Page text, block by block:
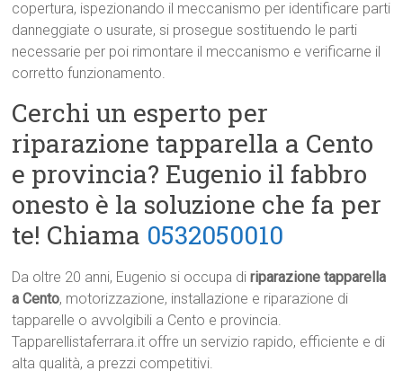
copertura, ispezionando il meccanismo per identificare parti
danneggiate o usurate, si prosegue sostituendo le parti
necessarie per poi rimontare il meccanismo e verificarne il
corretto funzionamento.
Cerchi un esperto per
riparazione tapparella a Cento
e provincia? Eugenio il fabbro
onesto è la soluzione che fa per
te! Chiama 0532050010
Da oltre 20 anni, Eugenio si occupa diriparazione tapparella
a Cento, motorizzazione, installazione e riparazione di
tapparelle o avvolgibili a Cento e provincia.
Tapparellistaferrara.it offre un servizio rapido, efficiente e di
alta qualità, a prezzi competitivi.